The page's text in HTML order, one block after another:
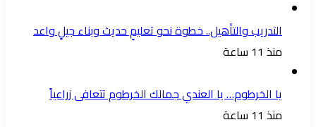
التدريب والتأهيل.. خطوة نحو تعليمٍ حديث وبناء جيلٍ واعد
منذ 11 ساعة
يا الخرطوم… يا العندي جمالك الخرطوم تتعافى زراعياً
منذ 11 ساعة